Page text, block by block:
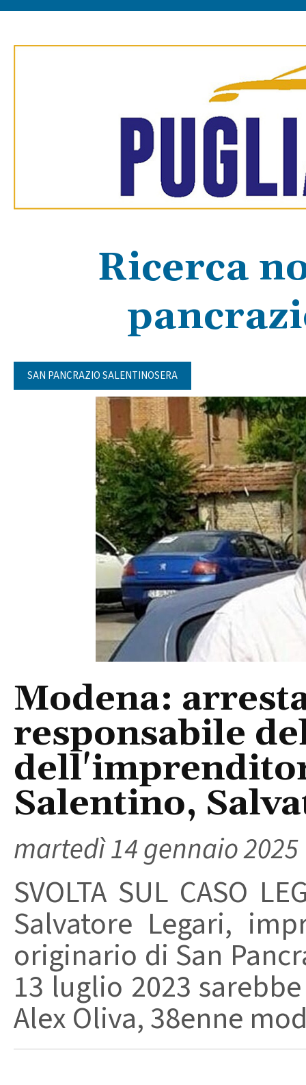
Ricerca
SAN PANCRAZIO SALENTINOSERA
Modena:
responsabile
Salentino,
martedì 14 gennaio 2025
SVOLTA SUL CASO
Salvatore Legari,
originario di San
13 luglio 2023
Alex Oliva, 38enne